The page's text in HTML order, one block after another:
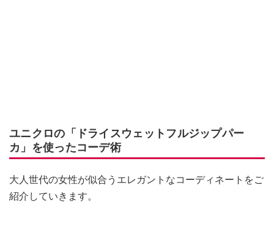
ユニクロの「ドライスウェットフルジップパー
カ」を使ったコーデ術
大人世代の女性が似合うエレガントなコーディネートをご
紹介していきます。